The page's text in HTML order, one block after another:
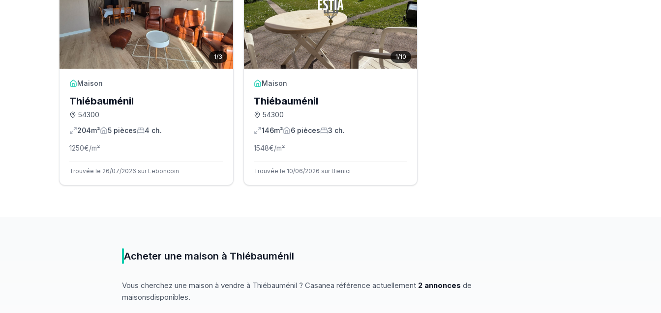
1/3
Maison
Thiébauménil
54300
204m²
5 pièces 4 ch.
1250€/m²
Trouvée le 26/07/2026 sur Leboncoin
1/10
Maison
Thiébauménil
54300
146m²
6pièces 3 ch.
1548€/m²
Trouvée le 10/06/2026 sur Bienici
Acheter une maison à Thiébauménil
Vous cherchez une maison à vendre à Thiébauménil ? Casanea référence actuellement 2 annonces de
maisonsdisponibles.